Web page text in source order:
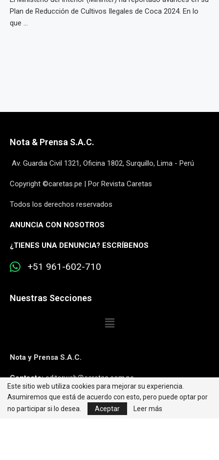
Plan de Reducción de Cultivos Ilegales de Coca 2024. En lo
que ...
Nota & Prensa S.A.C.
Av. Guardia Civil 1321, Oficina 1802, Surquillo, Lima - Perú
Copyright ©caretas.pe | Por Revista Caretas
Todos los derechos reservados
ANUNCIA CON NOSOTROS
¿TIENES UNA DENUNCIA? ESCRÍBENOS
+51 961-602-710
Nuestras Secciones
Nota y Prensa S.A.C.
Contacto:editorweb@caretas.com.pe
Síguenos:
Este sitio web utiliza cookies para mejorar su experiencia.
Asumiremos que está de acuerdo con esto, pero puede optar por
no participar si lo desea.
Aceptar Leer más